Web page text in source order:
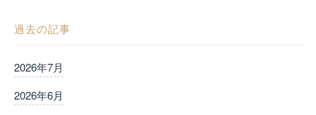
過去の記事
2026年7月
2026年6月